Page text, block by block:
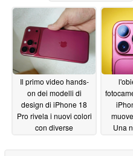
a livello mainstream
06/01/2026
Il primo video hands-
on dei modelli di
design di iPhone 18
Pro rivela i nuovi colori
con diverse
Una